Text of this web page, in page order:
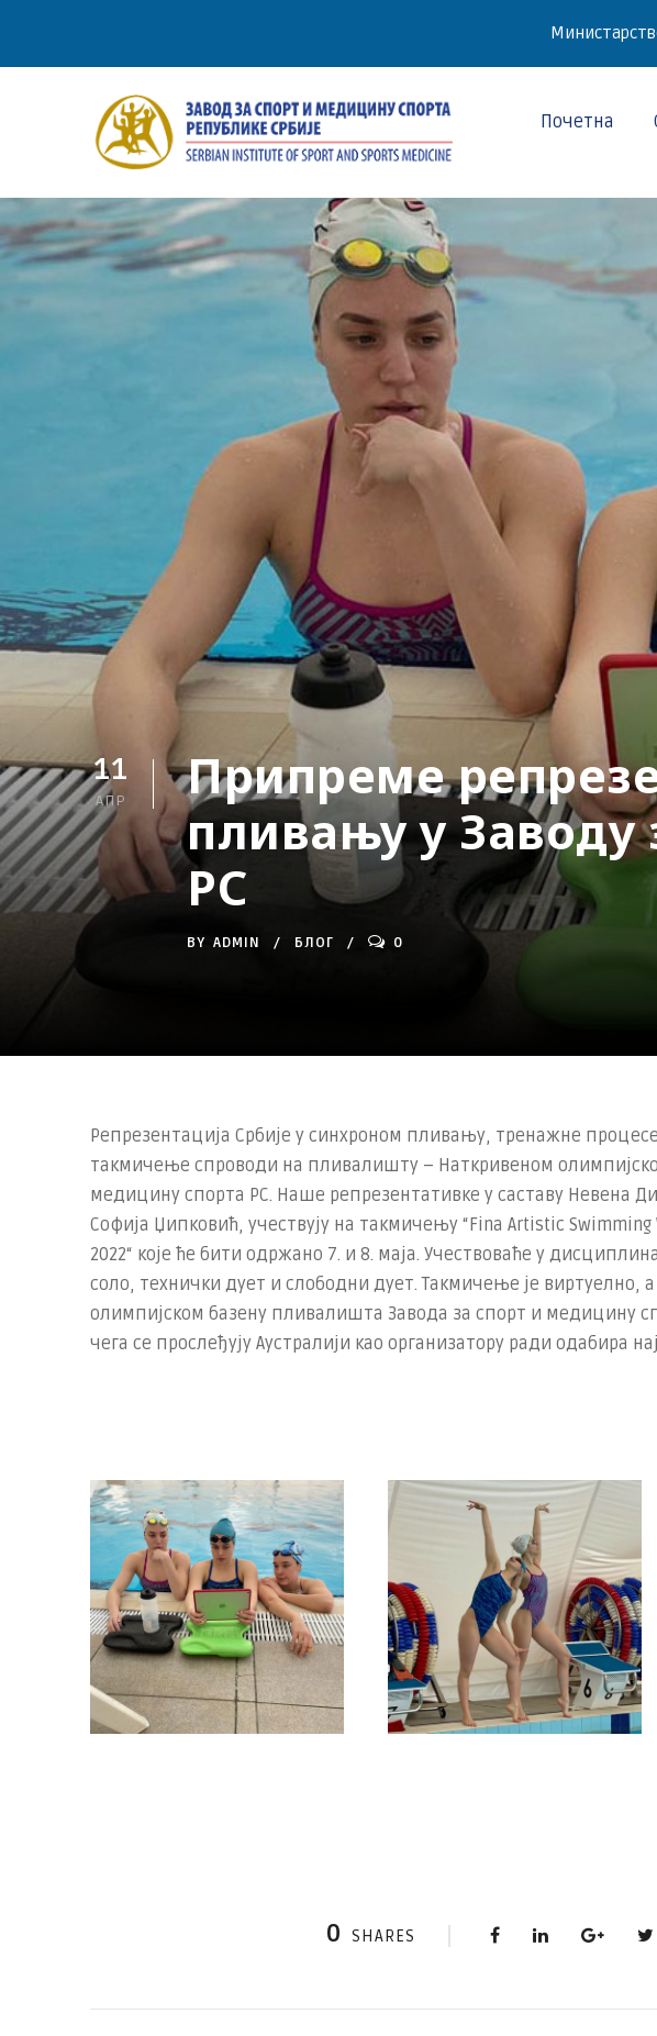
Почетна
11
АПР
Припреме
пливању у Заводу
РС
BY ADMIN БЛОГ 0
Репрезентација Србије у синхроном пливању, тренажне
такмичење спроводи на пливалишту – Наткривеном
медицину спорта РС. Наше репрезентативке у саставу Невена
Софија Џипковић, учествују на такмичењу “Fina Artistic
2022“ које ће бити одржано 7. и 8. маја. Учествоваће у
соло, технички дует и слободни дует. Такмичење је виртуелно,
олимпијском базену пливалишта Завода за спорт и медицину
чега се прослеђују Аустралији као организатору ради одабира
0 SHARES